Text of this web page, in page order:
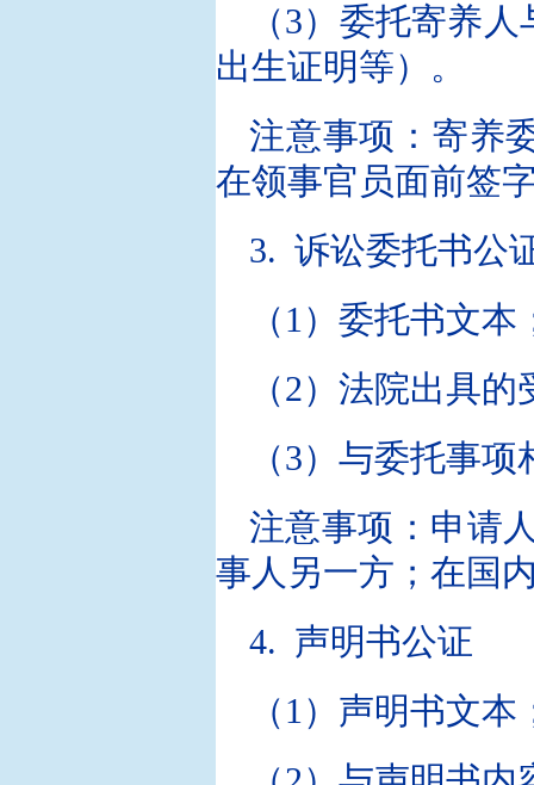
（3）委托寄养
出生证明等）。
注意事项：寄养
在领事官员面前签
3. 诉讼委托书公
（1）委托书文本
（2）法院出具
（3）与委托事
注意事项：申请
事人另一方；在国
4. 声明书公证
（1）声明书文本